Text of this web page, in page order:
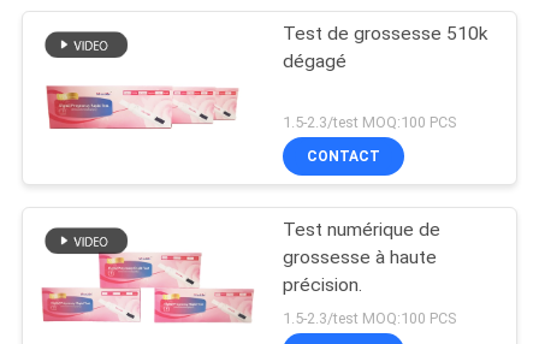
Essai de maladie
21
Test de grossesse 510k
dégagé
1.5-2.3/test MOQ:100 PCS
CONTACT
Test numérique de
grossesse à haute
précision.
1.5-2.3/test MOQ:100 PCS